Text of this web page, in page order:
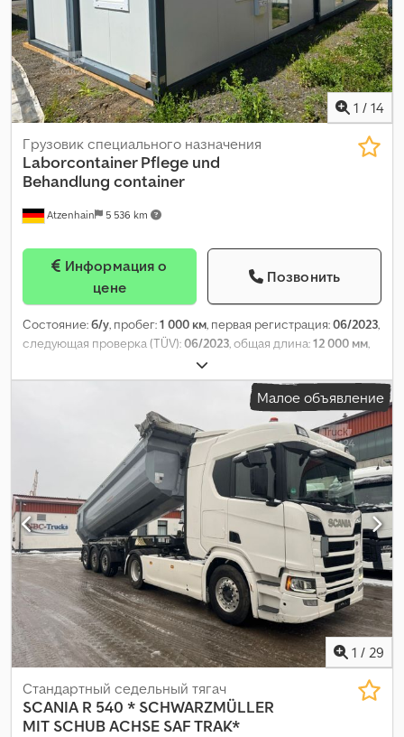
1 / 14
Atzenhain 5 536 km
Грузовик специального назначения
Laborcontainer Pflege und
Behandlung container
цене
Позвонить
Состояние:б/у, пробег:1 000 км, первая регистрация:06/2023,
следующая проверка (TÜV):06/2023, общая длина:12 000 мм,
, общая высота:
2023,
Малое объявление
1 / 29
Стандартный седельный тягач
SCANIA R 540 * SCHWARZMÜLLER
MIT SCHUB ACHSE SAF TRAK*